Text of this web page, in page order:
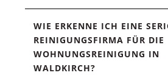
WIE ERKENNE ICH EINE
REINIGUNGSFIRMA FÜR DIE
WOHNUNGSREINIGUNG IN
WALDKIRCH?